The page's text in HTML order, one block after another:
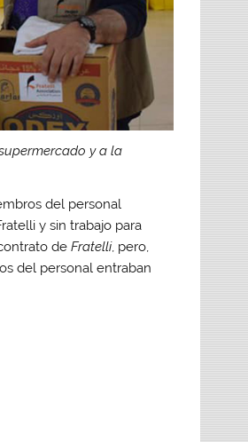
y a la
del personal
y sin trabajo para
deFratelli, pero,
del personal entraban